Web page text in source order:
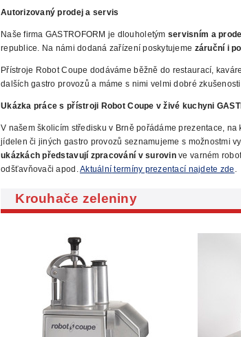
Autorizovaný prodej a servis
Naše firma GASTROFORM je dlouholetým servisním a
republice. Na námi dodaná zařízení poskytujeme záruční i
Přístroje Robot Coupe dodáváme běžně do restaurací,
dalších gastro provozů a máme s nimi velmi dobré
Ukázka práce s přístroji Robot Coupe v živé kuchyni
V našem školicím středisku v Brně pořádáme prezentace, na
jídelen či jiných gastro provozů seznamujeme s možnostmi
ukázkách představují zpracování v surovinve varném
odšťavňovači apod.Aktuální termíny prezentací najdete zde .
Krouhače zeleniny